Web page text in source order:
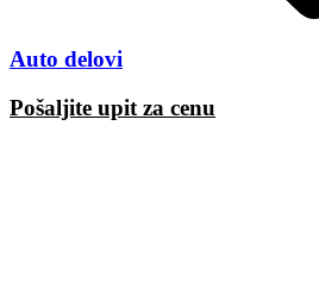
Auto delovi
Pošaljite upit za cenu